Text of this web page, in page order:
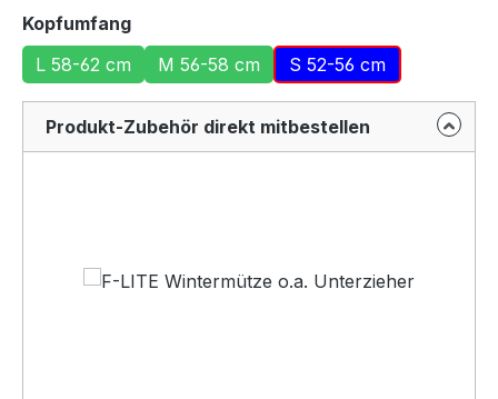
Kopfumfangauswählen
L 58-62 cm
M 56-58 cm S 52-56 cm
Produkt-Zubehör direkt mitbestellen